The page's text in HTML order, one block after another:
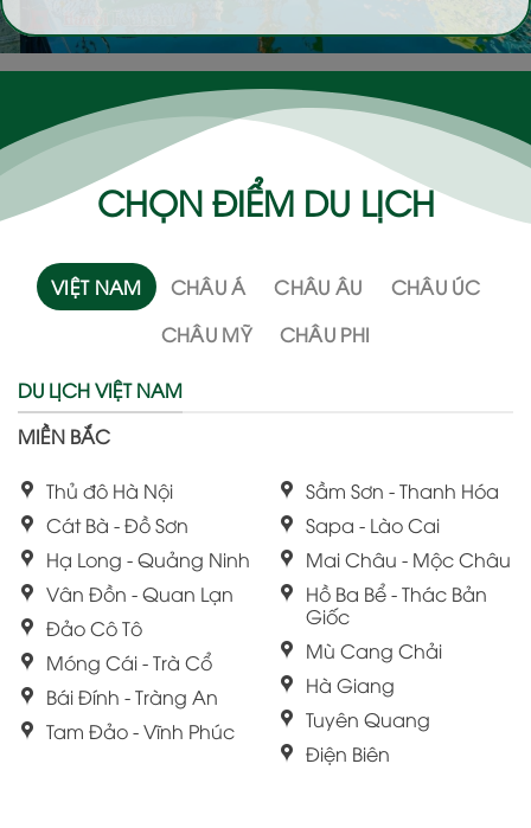
CHỌN ĐIỂM DU LỊCH
VIỆT NAM CHÂU Á CHÂU ÂU
CHÂU ÚC
CHÂU MỸ
CHÂU PHI
DU LỊCH VIỆT NAM
MIỀN BẮC
Thủ đô Hà Nội
Cát Bà - Đồ Sơn
Hạ Long - Quảng Ninh
Vân Đồn - Quan Lạn
Đảo Cô Tô
Móng Cái - Trà Cổ
Bái Đính - Tràng An
Tam Đảo - Vĩnh Phúc
Sầm Sơn - Thanh Hóa
Sapa - Lào Cai
Mai Châu - Mộc Châu
Hồ Ba Bể - Thác Bản
Giốc
Mù Cang Chải
Hà Giang
Tuyên Quang
Điện Biên